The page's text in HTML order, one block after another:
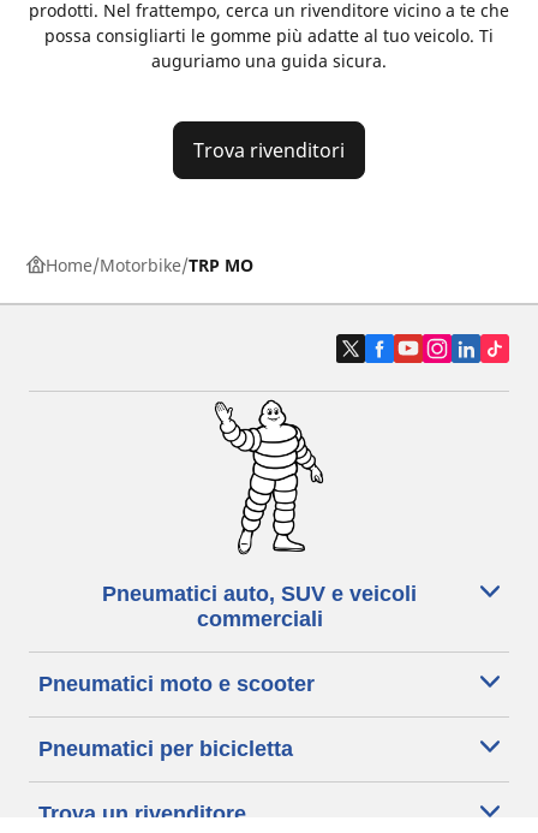
prodotti. Nel frattempo, cerca un rivenditore vicino a te che
possa consigliarti le gomme più adatte al tuo veicolo. Ti
auguriamo una guida sicura.
Trova rivenditori
Home Motorbike TRP MO
Pneumatici auto, SUV e veicoli
commerciali
Pneumatici moto e scooter
Pneumatici per bicicletta
Trova un rivenditore